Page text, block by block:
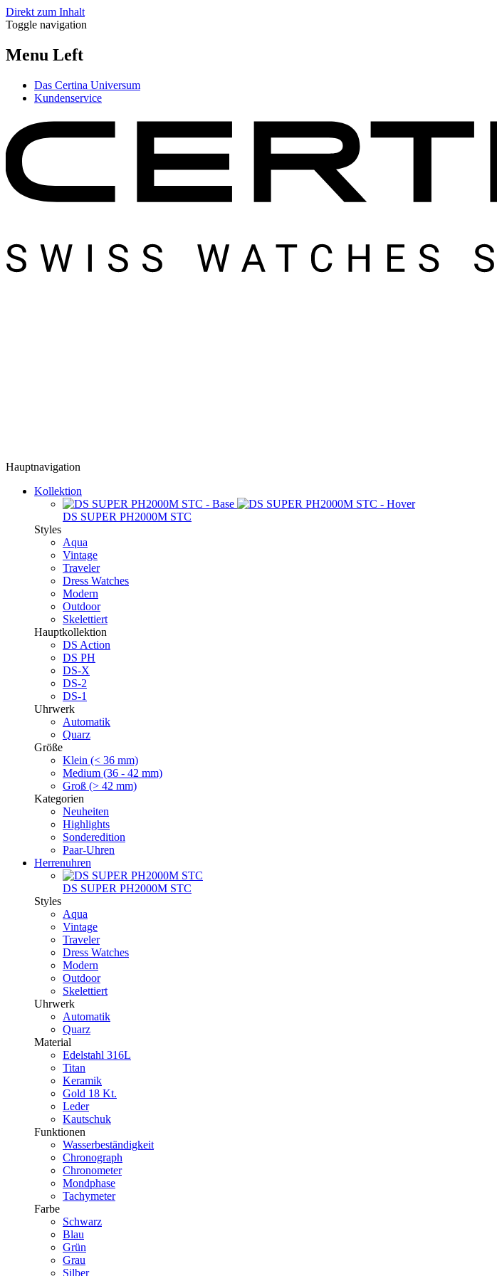
Direkt zum Inhalt
Toggle navigation
Menu Left
Das Certina Universum
Kundenservice
Hauptnavigation
Kollektion
DS SUPER PH2000M STC
Styles
Aqua
Vintage
Traveler
Dress Watches
Modern
Outdoor
Skelettiert
Hauptkollektion
DS Action
DS PH
DS-X
DS-2
DS-1
Uhrwerk
Automatik
Quarz
Größe
Klein (< 36 mm)
Medium (36 - 42 mm)
Groß (> 42 mm)
Kategorien
Neuheiten
Highlights
Sonderedition
Paar-Uhren
Herrenuhren
DS SUPER PH2000M STC
Styles
Aqua
Vintage
Traveler
Dress Watches
Modern
Outdoor
Skelettiert
Uhrwerk
Automatik
Quarz
Material
Edelstahl 316L
Titan
Keramik
Gold 18 Kt.
Leder
Kautschuk
Funktionen
Wasserbeständigkeit
Chronograph
Chronometer
Mondphase
Tachymeter
Farbe
Schwarz
Blau
Grün
Grau
Silber